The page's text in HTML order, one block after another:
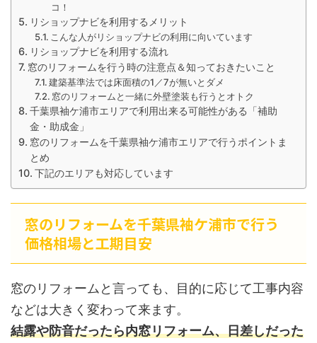
コ！
リショップナビを利用するメリット
こんな人がリショップナビの利用に向いています
リショップナビを利用する流れ
窓のリフォームを行う時の注意点＆知っておきたいこと
建築基準法では床面積の1／7が無いとダメ
窓のリフォームと一緒に外壁塗装も行うとオトク
千葉県袖ケ浦市エリアで利用出来る可能性がある「補助
金・助成金」
窓のリフォームを千葉県袖ケ浦市エリアで行うポイントま
とめ
下記のエリアも対応しています
窓のリフォームを千葉県袖ケ浦市で行う
価格相場と工期目安
窓のリフォームと言っても、目的に応じて工事内容
などは大きく変わって来ます。
結露や防音だったら内窓リフォーム、日差しだった